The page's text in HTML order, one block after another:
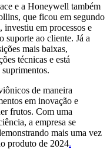
e a Honeywell também
que ficou em segundo
em processos e
suporte ao cliente. Já a
mais baixas,
técnicas e está
de maneira
em inovação e
frutos. Com uma
a empresa se
mais uma vez
produto de 2024.